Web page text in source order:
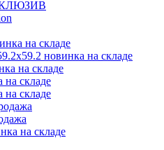
на складе
новинка на складе
на складе
на складе
на складе
на складе